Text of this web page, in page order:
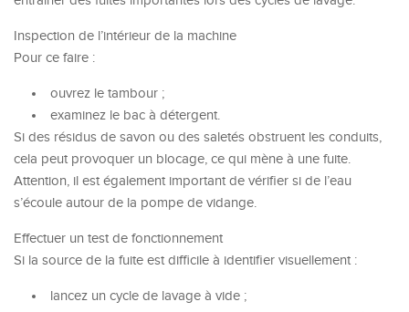
Inspection de l’intérieur de la machine
Pour ce faire :
ouvrez le tambour ;
examinez le bac à détergent.
Si des résidus de savon ou des saletés obstruent les conduits,
cela peut provoquer un blocage, ce qui mène à une fuite.
Attention, il est également important de vérifier si de l’eau
s’écoule autour de la pompe de vidange.
Effectuer un test de fonctionnement
Si la source de la fuite est difficile à identifier visuellement :
lancez un cycle de lavage à vide ;